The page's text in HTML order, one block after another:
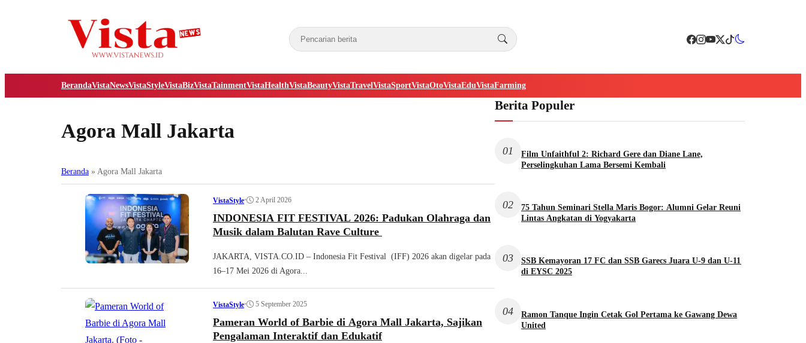
BerandaVistaNewsVistaStyleVistaBizVistaTainmentVistaHealthVistaBeautyVistaTravelVistaSportVistaOtoVistaEduVistaFarming
Agora Mall Jakarta
Beranda » Agora Mall Jakarta
VistaStyle• 2 April 2026
INDONESIA FIT FESTIVAL 2026: Padukan Olahraga dan
Musik dalam Balutan Rave Culture
JAKARTA, VISTA.CO.ID – Indonesia Fit Festival (IFF) 2026 akan digelar pada
16–17 Mei 2026 di Agora...
VistaStyle• 5 September 2025
Pameran World of Barbie di Agora Mall Jakarta, Sajikan
Pengalaman Interaktif dan Edukatif
Berita Populer
01
Film Unfaithful 2: Richard Gere dan Diane Lane,
Perselingkuhan Lama Bersemi Kembali
02
75 Tahun Seminari Stella Maris Bogor: Alumni Gelar Reuni
Lintas Angkatan di Yogyakarta
03
SSB Kemayoran 17 FC dan SSB Garecs Juara U-9 dan U-11
di EYSC 2025
04
Ramon Tanque Ingin Cetak Gol Pertama ke Gawang Dewa
United